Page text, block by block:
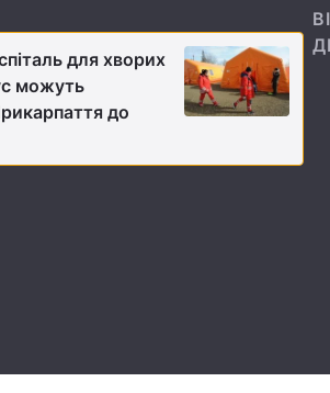
Туризм
Погода
Регіони
Вакансії
для хворих
можуть
до